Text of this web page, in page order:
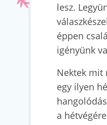
lesz.
éppen
igényünk
Nektek mit
egy ilyen
a